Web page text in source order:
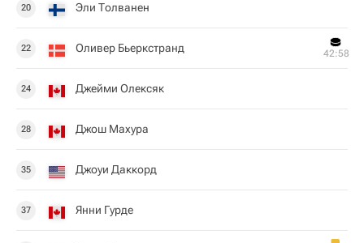
20 Эли Толванен
22 Оливер Бьеркстранд 42:58
24 Джейми Олексяк
28 Джош Махура
35 Джоуи Даккорд
37 Янни Гурде